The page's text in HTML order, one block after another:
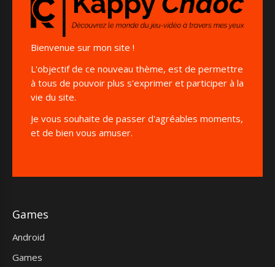
Bienvenue sur mon site !
L'objectif de ce nouveau thème, est de permettre
à tous de pouvoir plus s'exprimer et participer à la
vie du site.
Je vous souhaite de passer d'agréables moments,
et de bien vous amuser.
Games
Android
Games